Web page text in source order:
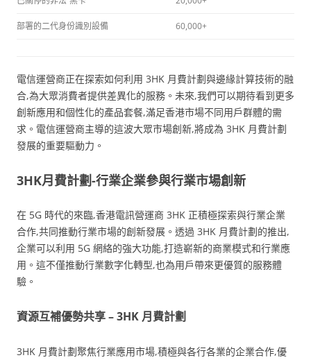
部署的二代身份識別設備 60,000+
電信運營商正在探索如何利用 3HK 月費計劃與邊緣計算技術的融
合,為大眾消費者提供差異化的服務。未來,我們可以期待看到更多
創新應用和個性化的產品套餐,滿足香港市場不同用戶群體的需
求。電信運營商主導的這波大眾市場創新,將成為 3HK 月費計劃
發展的重要驅動力。
3HK月費計劃-行業企業參與行業市場創新
在 5G 時代的來臨,香港電訊營運商 3HK 正積極探索與行業企業
合作,共同推動行業市場的創新發展。透過 3HK 月費計劃的推出,
企業可以利用 5G 網絡的強大功能,打造嶄新的商業模式和行業應
用。這不僅推動行業數字化轉型,也為用戶帶來更優質的服務體
驗。
資源互補優勢共享 – 3HK 月費計劃
3HK 月費計劃聚焦行業應用市場,積極與各行各業的企業合作,優